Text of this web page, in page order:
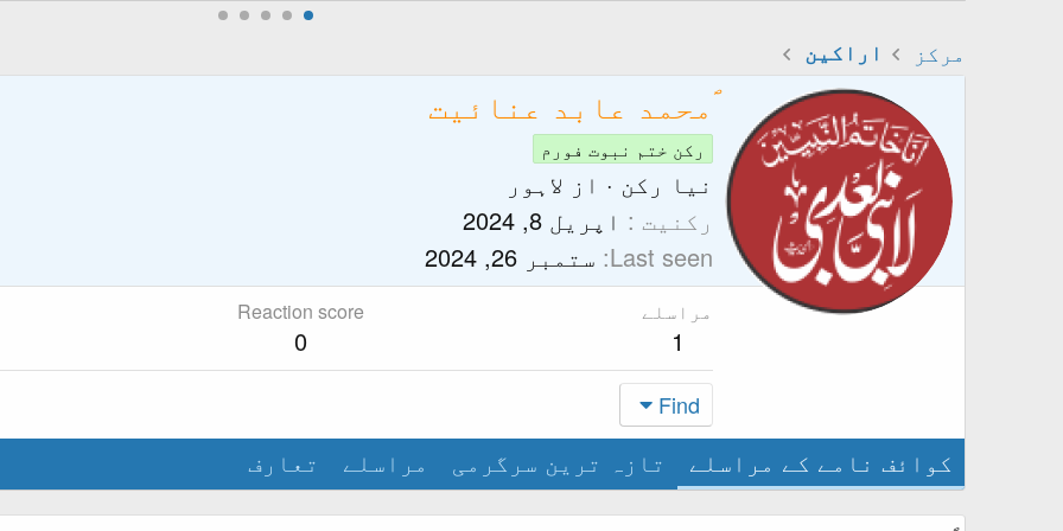
مرکز اراکین
ؐمحمد عابد عنائیت
رکن ختم نبوت فورم
نیا رکن · از لاہور
رکنیت
اپریل 8, 2024
Last seen ستمبر 26, 2024
مراسلے
1
Reaction score
0
Find
کوائف نامے کے مراسلے تازہ ترین سرگرمی مراسلے تعارف